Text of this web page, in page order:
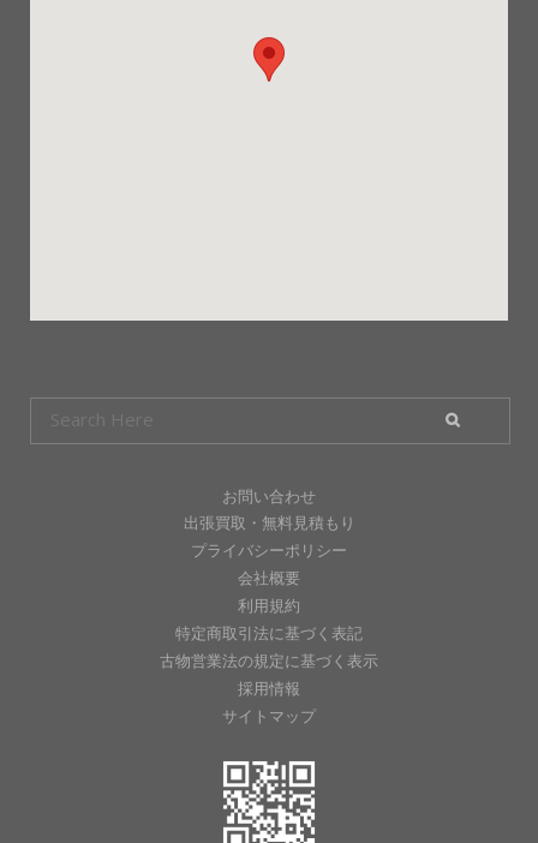
お問い合わせ
出張買取・無料見積もり
プライバシーポリシー
会社概要
利用規約
特定商取引法に基づく表記
古物営業法の規定に基づく表示
採用情報
サイトマップ